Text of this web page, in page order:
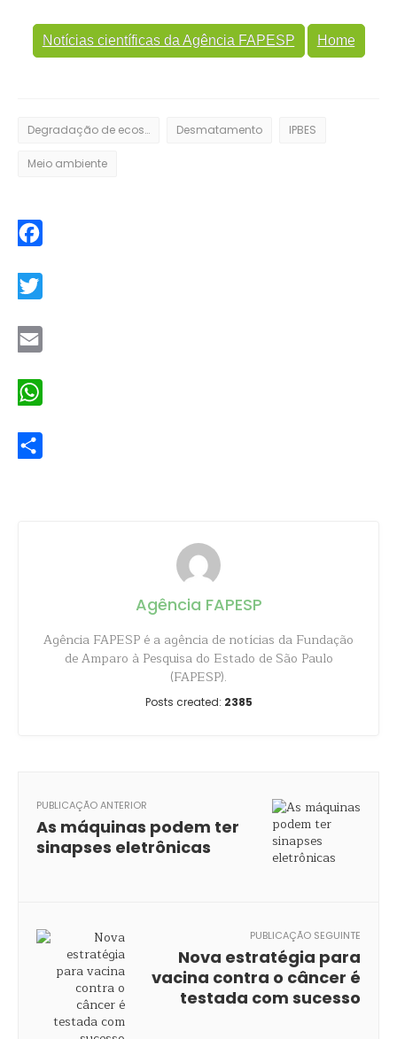
Notícias científicas da Agência FAPESP Home
Degradação de ecossistemas Desmatamento IPBES
Meio ambiente
Agência FAPESP
Agência FAPESP é a agência de notícias da Fundação
de Amparo à Pesquisa do Estado de São Paulo
(FAPESP).
Posts created: 2385
PUBLICAÇÃO ANTERIOR
As máquinas podem ter
sinapses eletrônicas
PUBLICAÇÃO SEGUINTE
Nova estratégia para
vacina contra o câncer é
testada com sucesso